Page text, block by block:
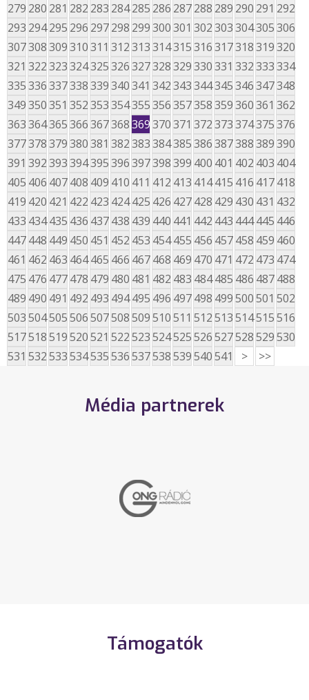
279 280 281 282 283 284285 286 287288 289 290 291 292
293 294295 296 297298 299300301 302303304305306
307308309310311 312313314315316317318319320
321 322323324325326327328329330331 332333334
335336337338339340341 342343344345346347348
349350351 352353354355356357358359360361 362
363364365366367368369370371 372373374375376
377378379380381 382383384385386387388389390
391 392393394395396397398399 400 401 402 403 404
405 406 407408 409 410 411 412 413 414415 416 417418
419 420 421 422 423 424425 426 427428 429 430 431 432
433 434435 436 437438 439 440 441 442 443 444445 446
447448 449 450 451 452 453 454455 456 457458 459 460
461 462 463 464465 466 467468 469 470 471 472 473 474
475 476 477478 479 480 481 482 483 484485 486 487488
489 490 491 492 493 494495 496 497498 499500501 502
503504505506507508509510511 512513514515516
517518519520521 522523524525526527528529530
531 532533534535536537538539540541 > >>
Média partnerek
Támogatók